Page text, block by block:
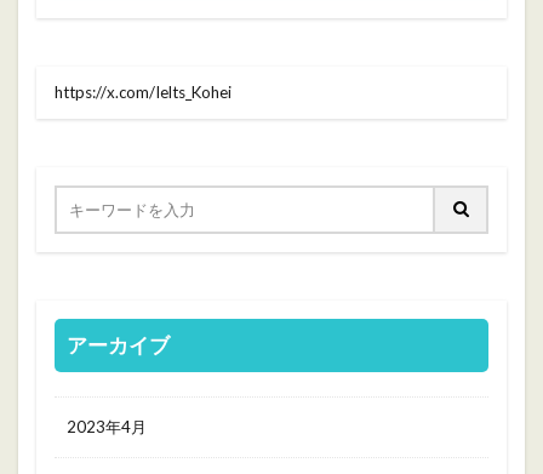
https://x.com/Ielts_Kohei
アーカイブ
2023年4月